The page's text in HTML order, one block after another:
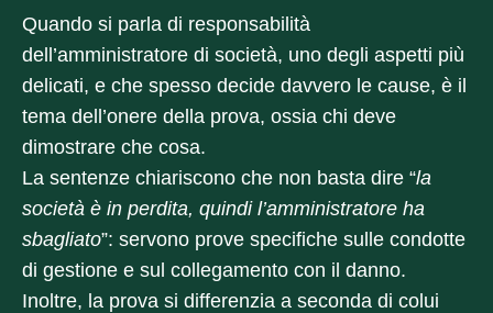
Quando si parla di responsabilità
dell’amministratore di società, uno degli aspetti più
delicati, e che spesso decide davvero le cause, è il
tema dell’onere della prova, ossia chi deve
dimostrare che cosa.
La sentenze chiariscono che non basta dire “la
società è in perdita, quindi l’amministratore ha
sbagliato”: servono prove specifiche sulle condotte
di gestione e sul collegamento con il danno.
Inoltre, la prova si differenzia a seconda di colui